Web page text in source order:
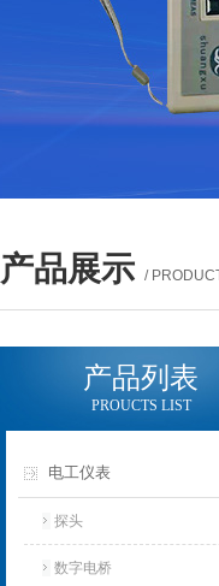
产品展示 /
产品列表
PROUCTS LIST
电工仪表
探头
数字电桥